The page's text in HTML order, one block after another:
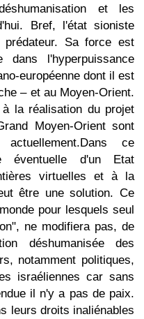
et les
Bref, l'état sioniste
prédateur. Sa force est
l'hyperpuissance
européenne dont il est
– et au Moyen-Orient.
la réalisation du projet
Moyen-Orient sont
Dans ce
éventuelle d'un Etat
virtuelles et à la
être une solution. Ce
pour lesquels seul
ne modifiera pas, de
déshumanisée des
notamment politiques,
israéliennes car sans
il n'y a pas de paix.
leurs droits inaliénables